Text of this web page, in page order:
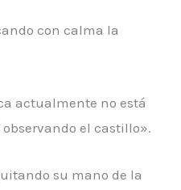
con calma la
actualmente no está
el castillo».
su mano de la